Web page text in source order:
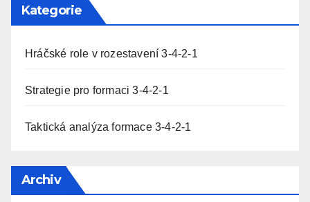
Kategorie
Hráčské role v rozestavení 3-4-2-1
Strategie pro formaci 3-4-2-1
Taktická analýza formace 3-4-2-1
Archiv